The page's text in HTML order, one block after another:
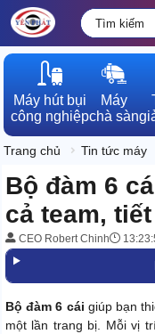
Máy hút bụi
công nghiệp
Máy
chà sàn
Trang chủ Tin tức máy
Bộ đàm 6
cả team,
CEO Robert Chinh
Bộ đàm 6 cái giúp bạn
một lần trang bị. Mỗi vị